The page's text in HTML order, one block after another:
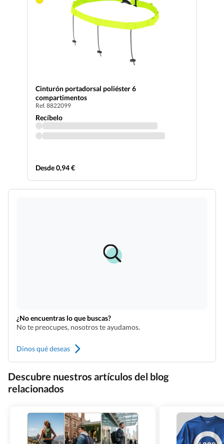
Cinturón portadorsal poliéster 6
compartimentos
Ref. 8822099
Recíbelo
Desde 0,94 €
¿No encuentras lo que buscas?
No te preocupes, nosotros te ayudamos.
Dinos qué deseas
Descubre nuestros artículos del blog
relacionados